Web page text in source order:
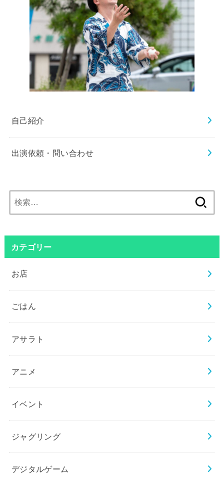
自己紹介
出演依頼・問い合わせ
索:
カテゴリー
お店
ごはん
アサラト
アニメ
イベント
ジャグリング
デジタルゲーム